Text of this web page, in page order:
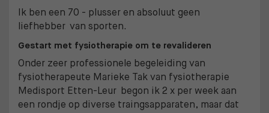
Ik ben een 70 - plusser en absoluut geen
liefhebber van sporten.
Gestart met fysiotherapie om te revalideren
Onder zeer professionele begeleiding van
fysiotherapeute Marieke Tak van fysiotherapie
Medisport Etten-Leur begon ik 2 x per week aan
een rondje op diverse traingsapparaten, maar dat